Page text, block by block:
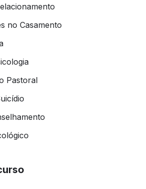
no Casamento
Pastoral